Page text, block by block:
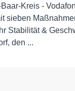
Kreis -
sieben
Stabilität &
den ...